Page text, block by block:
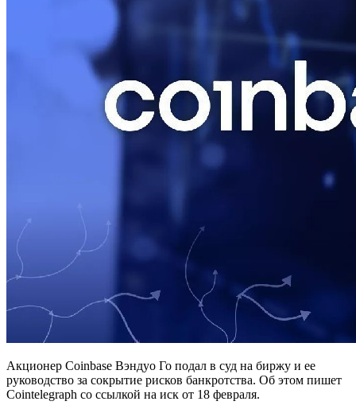
Акционер Coinbase Вэндуо Го подал в суд на биржу и ее
руководство за сокрытие рисков банкротства. Об этом пишет
Cointelegraph со ссылкой на иск от 18 февраля.